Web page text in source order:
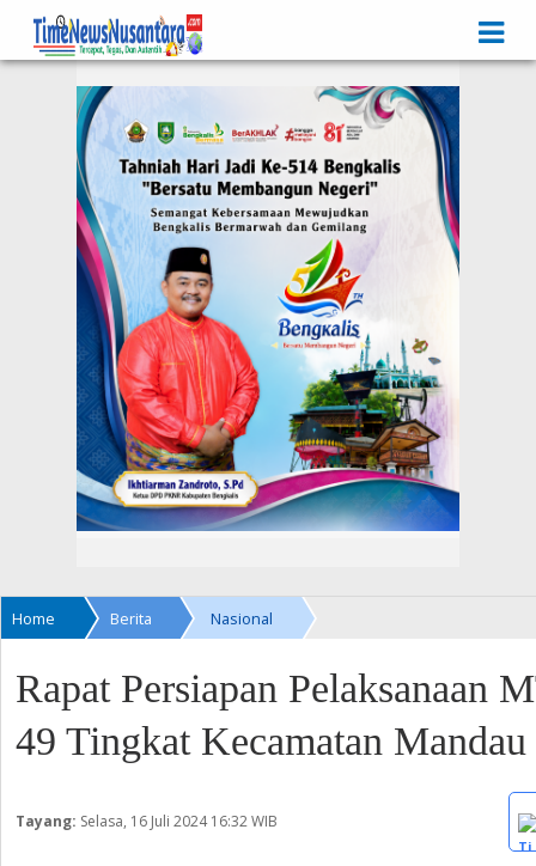
Iklan
Home Berita Nasional
Rapat Persiapan Pelaksanaan
49 Tingkat Kecamatan Mandau
Tayang: Selasa, 16 Juli 202416:32 WIB